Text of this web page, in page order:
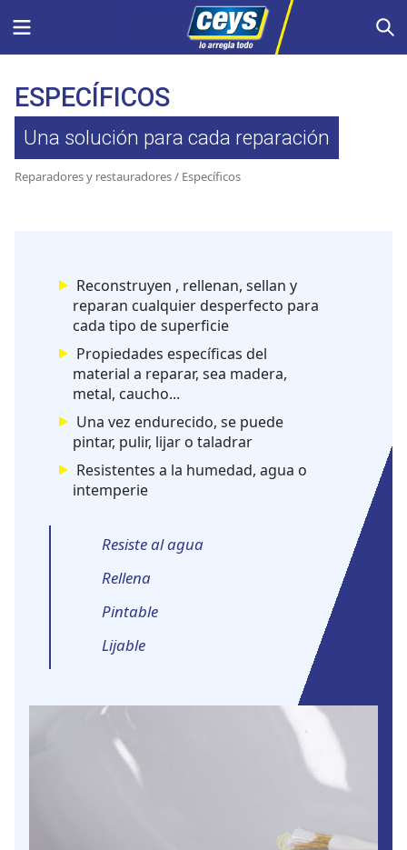
Menu
ESPECÍFICOS
Una solución para cada reparación
Reparadores y restauradores/ Específicos
Reconstruyen , rellenan, sellan y
reparan cualquier desperfecto para
cada tipo de superficie
Propiedades específicas del
material a reparar, sea madera,
metal, caucho...
Una vez endurecido, se puede
pintar, pulir, lijar o taladrar
Resistentes a la humedad, agua o
intemperie
Resiste al agua
Rellena
Pintable
Lijable